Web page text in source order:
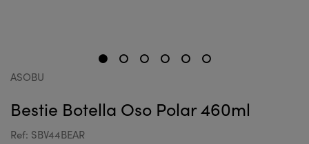
ASOBU
Bestie Botella Oso Polar 460ml
Ref: SBV44BEAR